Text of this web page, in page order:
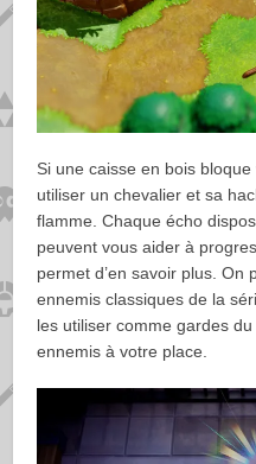
Si une caisse en bois
utiliser un chevalier et sa
flamme. Chaque écho
peuvent vous aider à
permet d’en savoir plus. On
ennemis classiques de la
les utiliser comme gardes
ennemis à votre place.